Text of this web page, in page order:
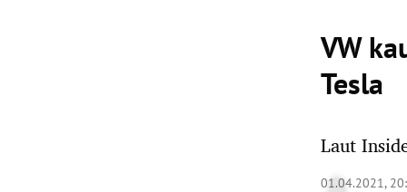
VW
Tesla
Laut
01.04.2021,